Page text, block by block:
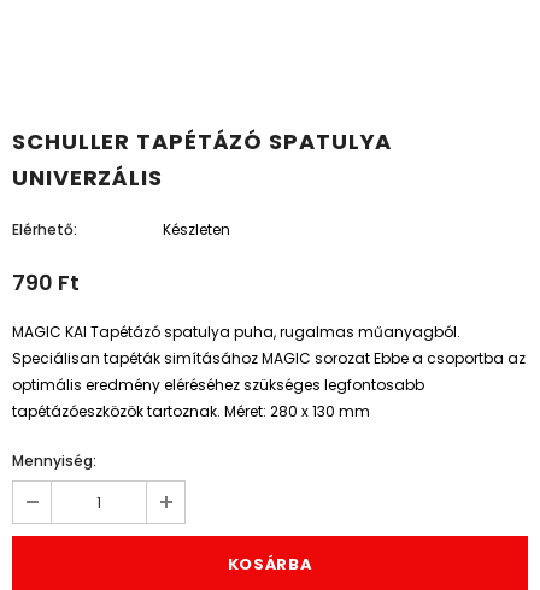
SCHULLER TAPÉTÁZÓ SPATULYA
UNIVERZÁLIS
Elérhető: Készleten
790 Ft
MAGIC KAI Tapétázó spatulya puha, rugalmas műanyagból.
Speciálisan tapéták simításához MAGIC sorozat Ebbe a csoportba az
optimális eredmény eléréséhez szükséges legfontosabb
tapétázóeszközök tartoznak. Méret: 280 x 130 mm
Mennyiség: